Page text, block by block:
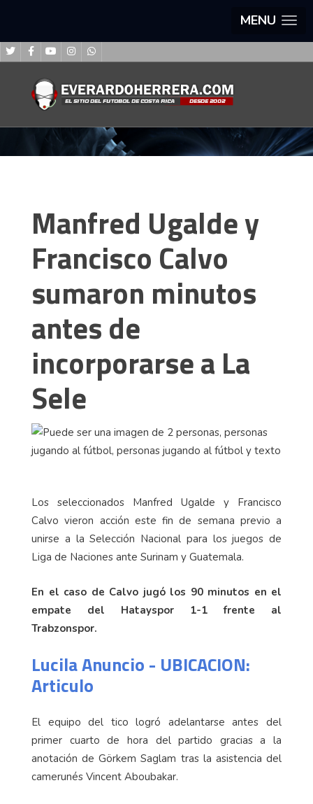
MENU
Manfred Ugalde y
Francisco Calvo
sumaron minutos
antes de
incorporarse a La
Sele
Los seleccionados Manfred Ugalde y Francisco
Calvo vieron acción este fin de semana previo a
unirse a la Selección Nacional para los juegos de
Liga de Naciones ante Surinam y Guatemala.
En el caso de Calvo jugó los 90 minutos en el
empate del Hatayspor 1-1 frente al
Trabzonspor.
Lucila Anuncio - UBICACION:
Articulo
El equipo del tico logró adelantarse antes del
primer cuarto de hora del partido gracias a la
anotación de Görkem Saglam tras la asistencia del
camerunés Vincent Aboubakar.